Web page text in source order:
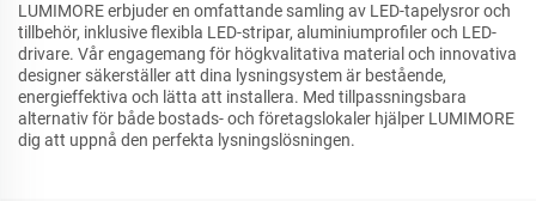
LUMIMORE erbjuder en omfattande samling av LED-tapelysror och
tillbehör, inklusive flexibla LED-stripar, aluminiumprofiler och LED-
drivare. Vår engagemang för högkvalitativa material och innovativa
designer säkerställer att dina lysningsystem är bestående,
energieffektiva och lätta att installera. Med tillpassningsbara
alternativ för både bostads- och företagslokaler hjälper LUMIMORE
dig att uppnå den perfekta lysningslösningen.